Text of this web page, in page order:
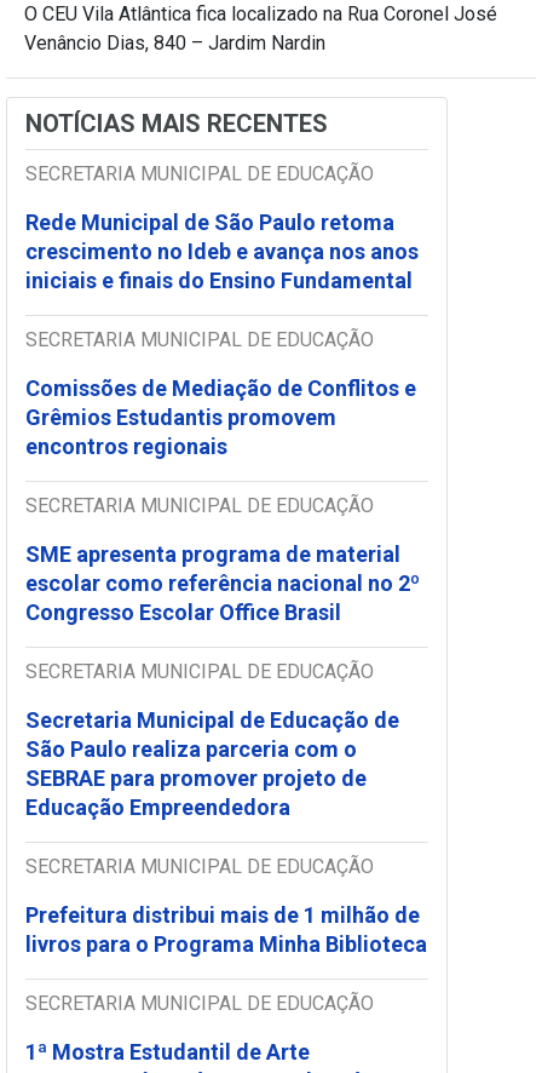
O CEU Vila Atlântica fica localizado na Rua Coronel José
Venâncio Dias, 840 – Jardim Nardin
NOTÍCIAS MAIS RECENTES
SECRETARIA MUNICIPAL DE EDUCAÇÃO
Rede Municipal de São Paulo retoma
crescimento no Ideb e avança nos anos
iniciais e finais do Ensino Fundamental
SECRETARIA MUNICIPAL DE EDUCAÇÃO
Comissões de Mediação de Conflitos e
Grêmios Estudantis promovem
encontros regionais
SECRETARIA MUNICIPAL DE EDUCAÇÃO
SME apresenta programa de material
escolar como referência nacional no 2º
Congresso Escolar Office Brasil
SECRETARIA MUNICIPAL DE EDUCAÇÃO
Secretaria Municipal de Educação de
São Paulo realiza parceria com o
SEBRAE para promover projeto de
Educação Empreendedora
SECRETARIA MUNICIPAL DE EDUCAÇÃO
Prefeitura distribui mais de 1 milhão de
livros para o Programa Minha Biblioteca
SECRETARIA MUNICIPAL DE EDUCAÇÃO
1ª Mostra Estudantil de Arte